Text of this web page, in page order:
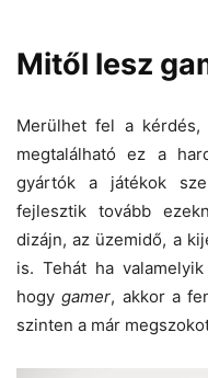
Mitől lesz
Merülhet fel a kérdés,
megtalálható ez a
gyártók a játékok
fejlesztik tovább
dizájn, az üzemidő, a
is. Tehát ha
hogygamer, akkor a
szinten a már